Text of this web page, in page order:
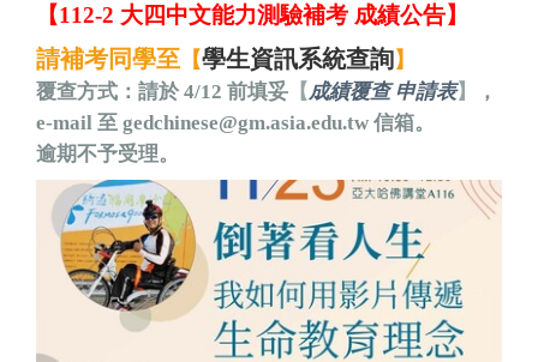
【112-2 大四中文能力測驗補考 成績公告】
請補考同學至 【學生資訊系統查詢】
覆查方式：請於 4/12 前填妥 【成績覆查 申請表】
，
e-mail 至 gedchinese@gm.asia.edu.tw 信箱。
逾期不予受理。